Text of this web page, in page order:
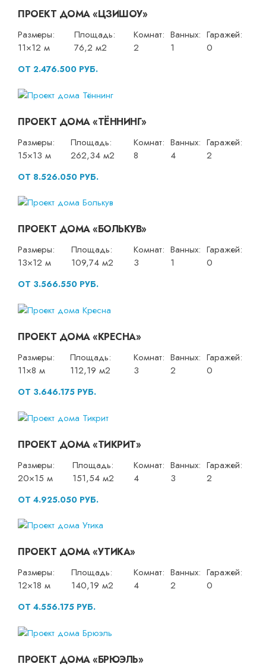
ПРОЕКТ ДОМА «ЦЗИШОУ»
Размеры:
11×12 м
Площадь:
76,2 м2
Комнат:
2
Ванных:
1
Гаражей:
0
ОТ 2.476.500 РУБ.
ПРОЕКТ ДОМА «ТЁННИНГ»
Размеры:
15×13 м
Площадь:
262,34 м2
Комнат:
8
Ванных:
4
Гаражей:
2
ОТ 8.526.050 РУБ.
ПРОЕКТ ДОМА «БОЛЬКУВ»
Размеры:
13×12 м
Площадь:
109,74 м2
Комнат:
3
Ванных:
1
Гаражей:
0
ОТ 3.566.550 РУБ.
ПРОЕКТ ДОМА «КРЕСНА»
Размеры:
11×8 м
Площадь:
112,19 м2
Комнат:
3
Ванных:
2
Гаражей:
0
ОТ 3.646.175 РУБ.
ПРОЕКТ ДОМА «ТИКРИТ»
Размеры:
20×15 м
Площадь:
151,54 м2
Комнат:
4
Ванных:
3
Гаражей:
2
ОТ 4.925.050 РУБ.
ПРОЕКТ ДОМА «УТИКА»
Размеры:
12×18 м
Площадь:
140,19 м2
Комнат:
4
Ванных:
2
Гаражей:
0
ОТ 4.556.175 РУБ.
ПРОЕКТ ДОМА «БРЮЭЛЬ»